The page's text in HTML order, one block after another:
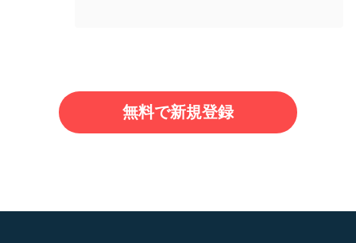
無料で新規登録